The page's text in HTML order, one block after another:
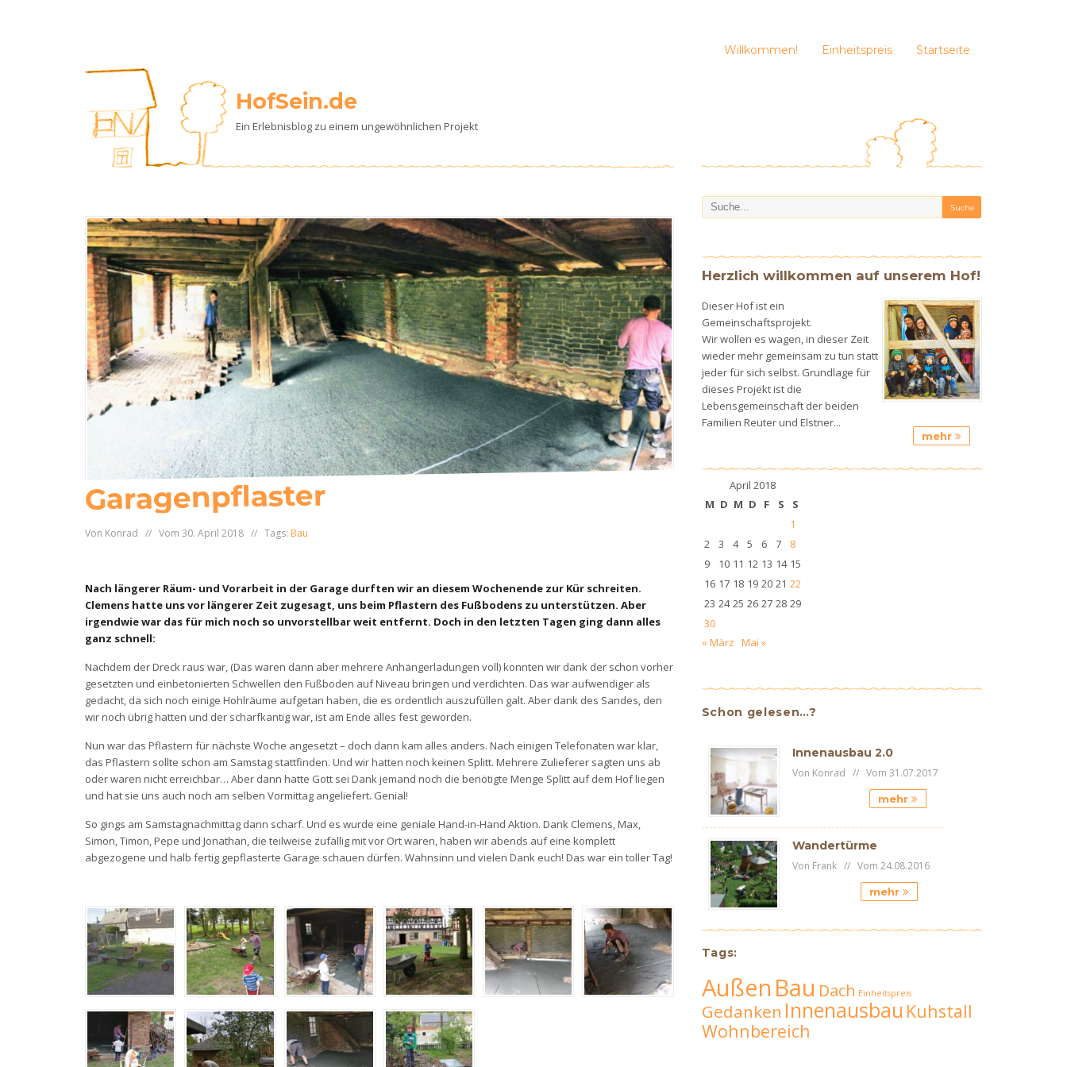
Willkommen! Einheitspreis Startseite
HofSein.de
Ein Erlebnisblog zu einem ungewöhnlichen Projekt
Garagenpflaster
Von Konrad // Vom 30. April 2018 // Tags: Bau
Nach längerer Räum- und Vorarbeit in der Garage durften wir an diesem Wochenende zur Kür schreiten.
Clemens hatte uns vor längerer Zeit zugesagt, uns beim Pflastern des Fußbodens zu unterstützen. Aber
irgendwie war das für mich noch so unvorstellbar weit entfernt. Doch in den letzten Tagen ging dann alles
ganz schnell:
Nachdem der Dreck raus war, (Das waren dann aber mehrere Anhängerladungen voll) konnten wir dank der schon vorher
gesetzten und einbetonierten Schwellen den Fußboden auf Niveau bringen und verdichten. Das war aufwendiger als
gedacht, da sich noch einige Hohlräume aufgetan haben, die es ordentlich auszufüllen galt. Aber dank des Sandes, den
wir noch übrig hatten und der scharfkantig war, ist am Ende alles fest geworden.
Nun war das Pflastern für nächste Woche angesetzt – doch dann kam alles anders. Nach einigen Telefonaten war klar,
das Pflastern sollte schon am Samstag stattfinden. Und wir hatten noch keinen Splitt. Mehrere Zulieferer sagten uns ab
oder waren nicht erreichbar… Aber dann hatte Gott sei Dank jemand noch die benötigte Menge Splitt auf dem Hof liegen
und hat sie uns auch noch am selben Vormittag angeliefert. Genial!
So gings am Samstagnachmittag dann scharf. Und es wurde eine geniale Hand-in-Hand Aktion. Dank Clemens, Max,
Simon, Timon, Pepe und Jonathan, die teilweise zufällig mit vor Ort waren, haben wir abends auf eine komplett
abgezogene und halb fertig gepflasterte Garage schauen dürfen. Wahnsinn und vielen Dank euch! Das war ein toller Tag!
Herzlich willkommen auf unserem Hof!
Dieser Hof ist ein
Gemeinschaftsprojekt.
Wir wollen es wagen, in dieser Zeit
wieder mehr gemeinsam zu tun statt
jeder für sich selbst. Grundlage für
dieses Projekt ist die
Lebensgemeinschaft der beiden
Familien Reuter und Elstner...
mehr
April 2018
M D M D F S
S
1
2
3 4 5 6 7
8
9
10 11 12 13 14 15
16 17 18 19 20 21 22
23 24 25 26 27 28 29
30
« März Mai »
Schon gelesen…?
Innenausbau 2.0
Von Konrad // Vom 31.07.2017
mehr
Wandertürme
Von Frank // Vom 24.08.2016
mehr
Tags:
Außen Bau Dach Einheitspreis
Gedanken Innenausbau Kuhstall
Wohnbereich